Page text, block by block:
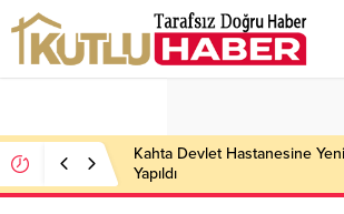
Kahta Devlet Hastanesine
Yapıldı